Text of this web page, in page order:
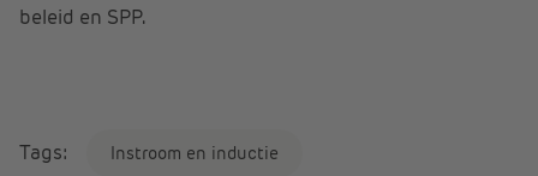
beleid en SPP.
Tags: Instroom en inductie